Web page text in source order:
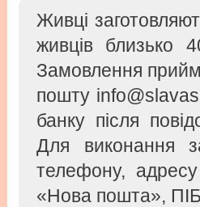
Живці
живців близько
Замовлення
пошту
банку після
Для виконання
телефону,
«Нова пошта»,